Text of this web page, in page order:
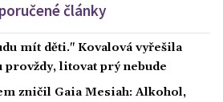
články
mít děti." Kovalová vyřešila
provždy, litovat prý nebude
zničil Gaia Mesiah: Alkohol,